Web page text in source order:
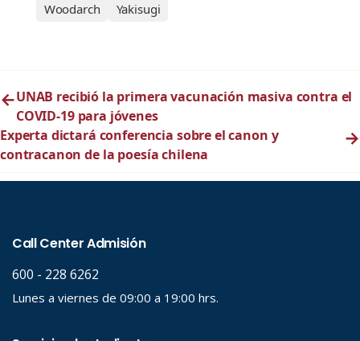
Woodarch
Yakisugi
←UNAB recibió la primera vacunación masiva contra el
COVID-19 para jóvenes
Experta dictará conferencia sobre el canon y
contracanon de la poesía chilena
→